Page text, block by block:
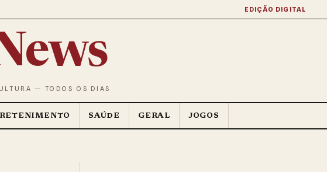
EDIÇÃO DIGITAL
— TODOS OS DIAS
SAÚDE GERAL JOGOS